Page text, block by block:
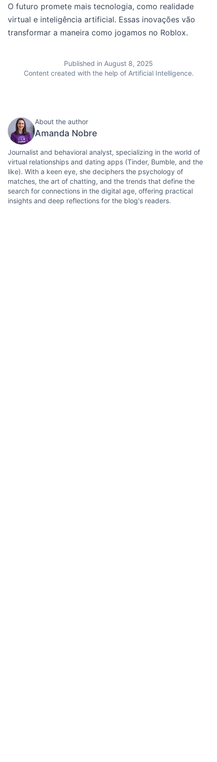
O futuro promete mais tecnologia, como realidade
virtual e inteligência artificial. Essas inovações vão
transformar a maneira como jogamos no Roblox.
Published in August 8, 2025
Content created with the help of Artificial Intelligence.
About the author
Amanda Nobre
Journalist and behavioral analyst, specializing in the world of
virtual relationships and dating apps (Tinder, Bumble, and the
like). With a keen eye, she deciphers the psychology of
matches, the art of chatting, and the trends that define the
search for connections in the digital age, offering practical
insights and deep reflections for the blog's readers.